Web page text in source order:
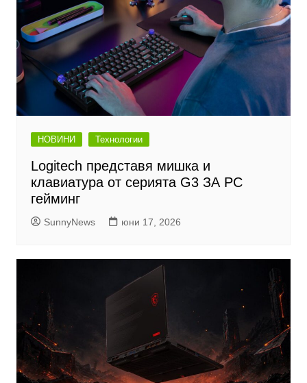
НОВИНИ Технологии
Logitech представя мишка и
клавиатура от серията G3 ЗА PC
гейминг
SunnyNews юни 17, 2026